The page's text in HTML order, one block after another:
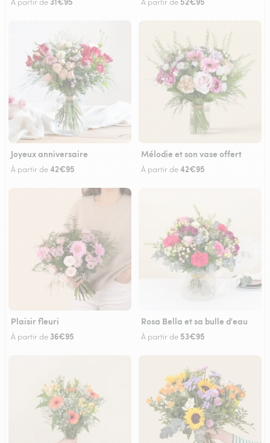
À partir de À partir de
Joyeux anniversaire
À partir de42€95
Mélodie et son vase offert
À partir de42€95
Plaisir fleuri
À partir de 36€95
Rosa Bella et sa bulle d'eau
À partir de 53€95